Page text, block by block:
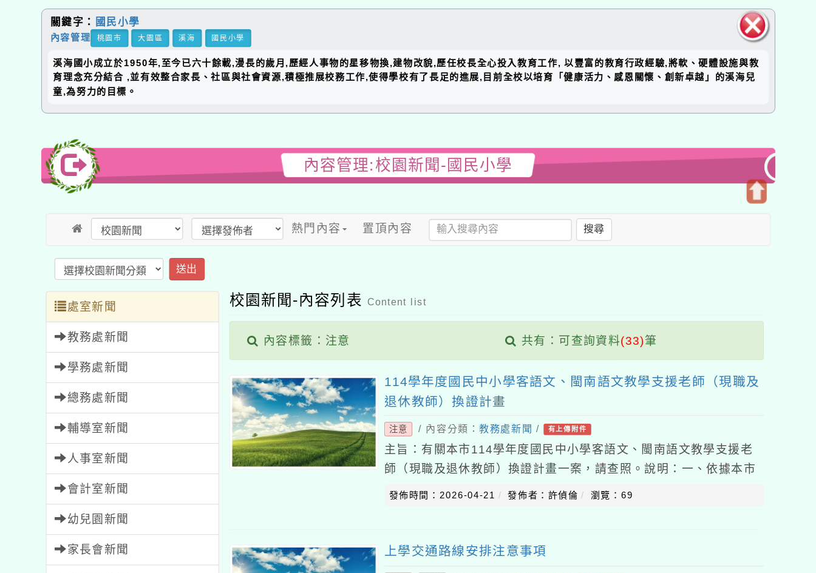
塊
關鍵字： 國民小學
內容管理 桃園市 大園區 溪海 國民小學
溪海國小成立於1950年,至今已六十餘載,漫長的歲月,歷經人事物的星移物換,建物改貌,歷任校長全心投入教育工作, 以豐富的教育行政經驗,將軟、硬體設施與教
育理念充分結合 ,並有效整合家長、社區與社會資源,積極推展校務工作,使得學校有了長足的進展,目前全校以培育「健康活力、感恩關懷、創新卓越」的溪海兒
童,為努力的目標。
內容管理:校園新聞-國民小學
熱門內容 置頂內容 搜尋
送出
處室新聞
教務處新聞
學務處新聞
總務處新聞
輔導室新聞
人事室新聞
會計室新聞
幼兒園新聞
家長會新聞
校園新聞-內容列表 Content list
內容標籤：注意 共有：可查詢資料(33)筆
114學年度國民中小學客語文、閩南語文教學支援老師（現職及
退休教師）換證計畫
注意 / 內容分類：教務處新聞 / 有上傳附件
主旨：有關本市114學年度國民中小學客語文、閩南語文教學支援老
師（現職及退休教師）換證計畫一案，請查照。說明：一、依據本市
新屋區新屋國民小學115年4月8日屋小教字第1150002331號函辦
發佈時間：2026-04-21 發佈者：許偵倫 瀏覽：69
上學交通路線安排注意事項